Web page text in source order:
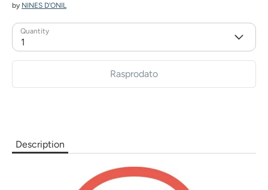
by NINES D'ONIL
Quantity
1
Rasprodato
Description